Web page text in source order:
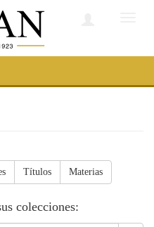
Títulos Materias
colecciones: